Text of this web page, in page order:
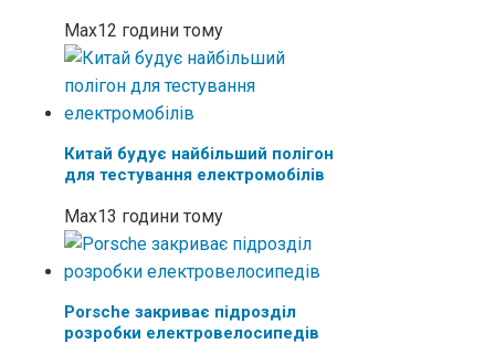
Max12 години тому
Китай будує найбільший полігон
для тестування електромобілів
Max13 години тому
Porsche закриває підрозділ
розробки електровелосипедів